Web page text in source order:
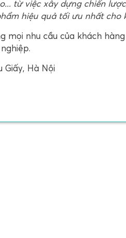
từ việc xây dựng chiến
hiệu quả tối ưu nhất cho
mọi nhu cầu của khách
Giấy, Hà Nội